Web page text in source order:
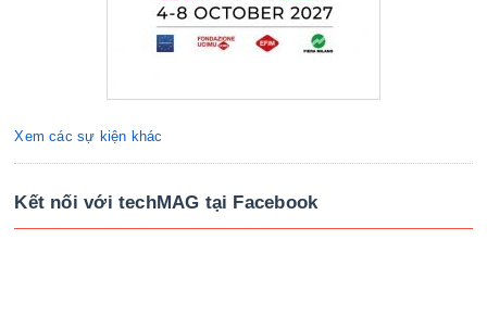
Xem các sự kiện khác
Kết nối với techMAG tại Facebook